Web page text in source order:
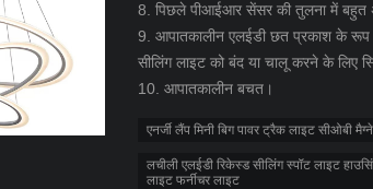
8. पिछले पीआईआर सेंसर की तुलना में बहुत
9. आपातकालीन एलईडी छत प्रकाश के रूप
सीलिंग लाइट को बंद या चालू करने के लिए
10. आपातकालीन बचत।
एनर्जी लैंप मिनी बिग पावर ट्रैक लाइट सीओबी
लचीली एलईडी रिकेस्ड सीलिंग स्पॉट लाइट
लाइट फर्नीचर लाइट